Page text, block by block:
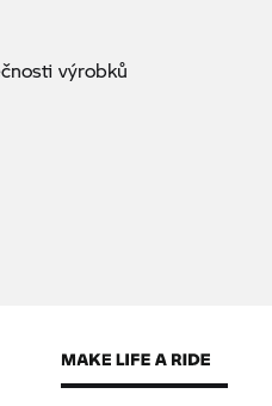
výrobků